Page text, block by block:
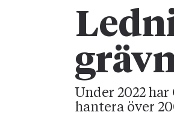
Under 2022
hantera över